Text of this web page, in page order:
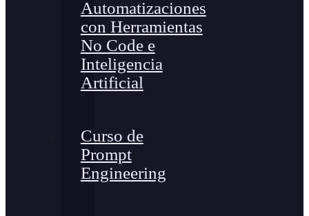
Automatizaciones
con Herramientas
No Code e
Inteligencia
Artificial
Curso de
Prompt
Engineering